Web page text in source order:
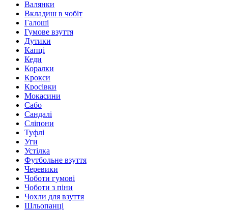
Валянки
Вкладиш в чобіт
Галоші
Гумове взуття
Дутики
Капці
Кеди
Коралки
Крокси
Кросівки
Мокасини
Сабо
Сандалі
Сліпони
Туфлі
Уги
Устілка
Футбольне взуття
Черевики
Чоботи гумові
Чоботи з піни
Чохли для взуття
Шльопанці